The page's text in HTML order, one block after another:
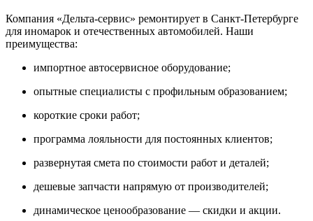
Компания «Дельта-сервис» ремонтирует в Санкт-Петербурге
для иномарок и отечественных автомобилей. Наши
преимущества:
импортное автосервисное оборудование;
опытные специалисты с профильным образованием;
короткие сроки работ;
программа лояльности для постоянных клиентов;
развернутая смета по стоимости работ и деталей;
дешевые запчасти напрямую от производителей;
динамическое ценообразование — скидки и акции.